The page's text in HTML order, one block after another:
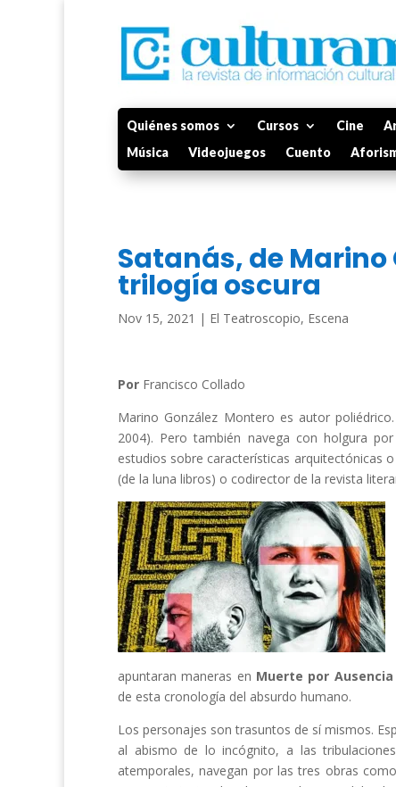
Quiénes somos Cursos Cine
Música
Videojuegos Cuento
Satanás, de Marino
trilogía oscura
Nov 15, 2021 | El Teatroscopio, Escena
Por Francisco Collado
Marino González Montero es autor
2004). Pero también navega con holgura
estudios sobre características arquitectónicas
(de la luna libros) o codirector de la revista
apuntaran maneras en Muerte por Ausencia
de esta cronología del absurdo humano.
Los personajes son trasuntos de sí mismos.
al abismo de lo incógnito, a las
atemporales, navegan por las tres obras